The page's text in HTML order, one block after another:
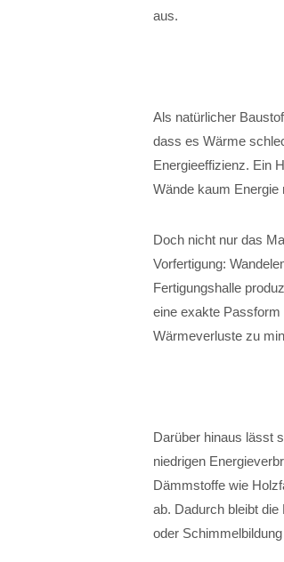
aus.
Als natürlicher
dass es Wärme
Energieeffizienz. Ein
Wände kaum Energie
Doch nicht nur das
Vorfertigung:
Fertigungshalle
eine exakte Passform
Wärmeverluste zu
Darüber hinaus lässt
niedrigen
Dämmstoffe wie
ab. Dadurch bleibt
oder